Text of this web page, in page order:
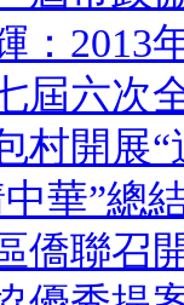
：2013
屆六次
村開展“
華”總
僑聯召